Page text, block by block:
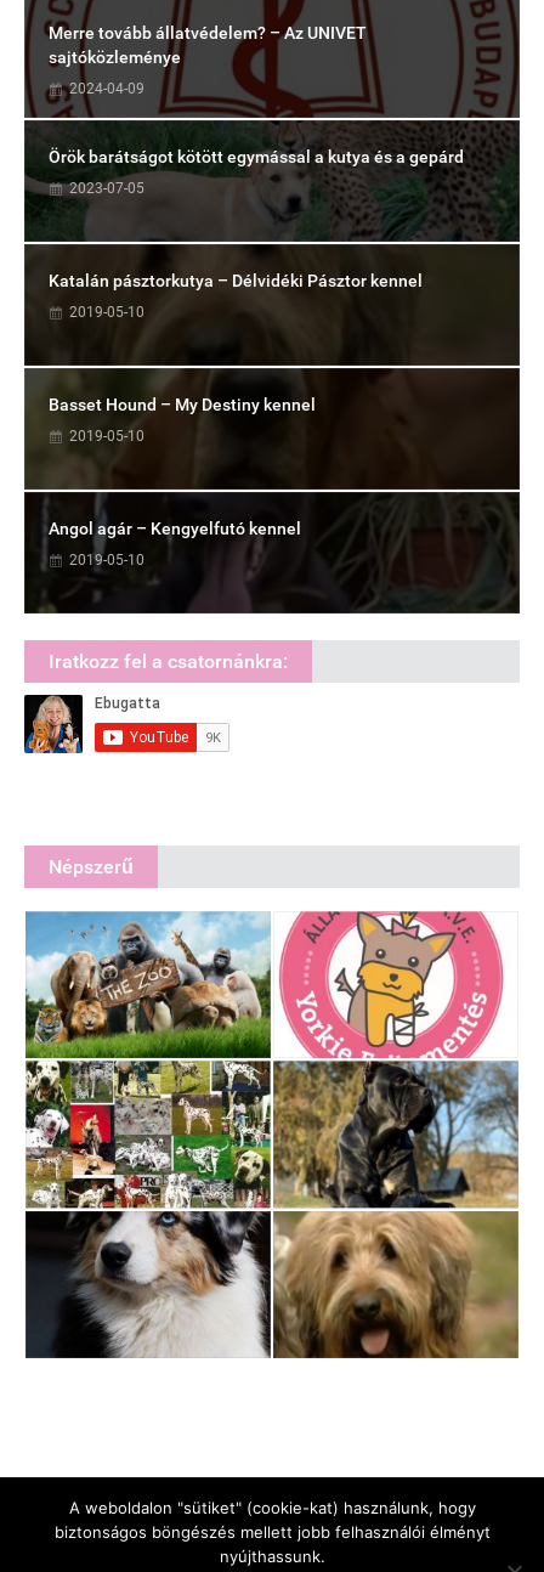
Merre tovább állatvédelem? – Az UNIVET
sajtóközleménye
2024-04-09
Örök barátságot kötött egymással a kutya és a gepárd
2023-07-05
Katalán pásztorkutya – Délvidéki Pásztor kennel
2019-05-10
Basset Hound – My Destiny kennel
2019-05-10
Angol agár – Kengyelfutó kennel
2019-05-10
Iratkozz fel a csatornánkra:
Népszerű
A weboldalon "sütiket" (cookie-kat) használunk, hogy
biztonságos böngészés mellett jobb felhasználói élményt
nyújthassunk.